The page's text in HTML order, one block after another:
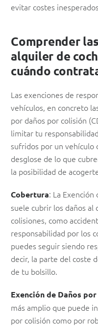
evitar costes
Comprender
alquiler de
cuándo
Las exenciones de
vehículos, en concreto
por daños por colisión
limitar tu
sufridos por un vehículo
desglose de lo que
la posibilidad de
Cobertura: La Exención
suele cubrir los daños al
colisiones, como
responsabilidad por los
puedes seguir siendo
decir, la parte del coste
de tu bolsillo.
Exención de Daños
más amplio que puede
por colisión como por